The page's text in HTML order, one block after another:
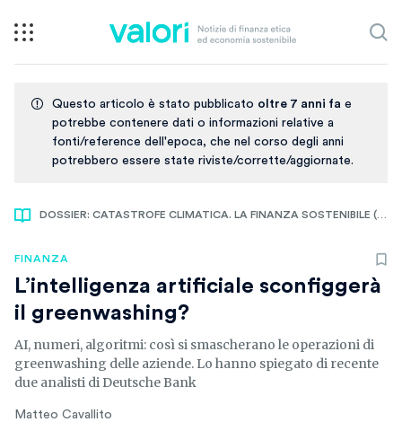
Questo articolo è stato pubblicato oltre 7 anni fa e
potrebbe contenere dati o informazioni relative a
fonti/reference dell'epoca, che nel corso degli anni
potrebbero essere state riviste/corrette/aggiornate.
DOSSIER: CATASTROFE CLIMATICA. LA FINANZA SOSTENIBILE (FORSE) CI SALVERÀ
FINANZA
L’intelligenza artificiale sconfiggerà
il greenwashing?
AI, numeri, algoritmi: così si smascherano le operazioni di
greenwashing delle aziende. Lo hanno spiegato di recente
due analisti di Deutsche Bank
Matteo Cavallito